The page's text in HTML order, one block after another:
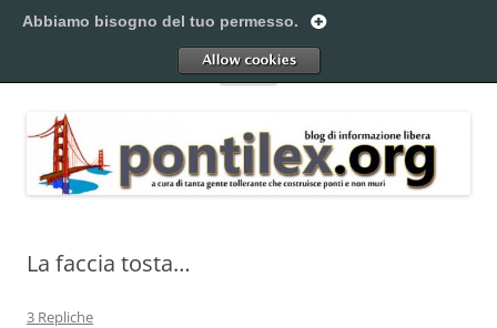
al
Pontilex
Menu
La faccia tosta…
3 Repliche
Abbiamo bisogno del tuo permesso.